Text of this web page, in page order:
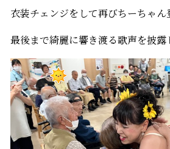
衣装チェンジをして再びちーちゃん
最後まで綺麗に響き渡る歌声を披露